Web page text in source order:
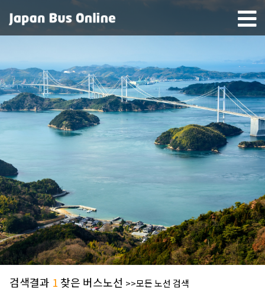
검색결과 1 찾은 버스노선 >>모든 노선 검색